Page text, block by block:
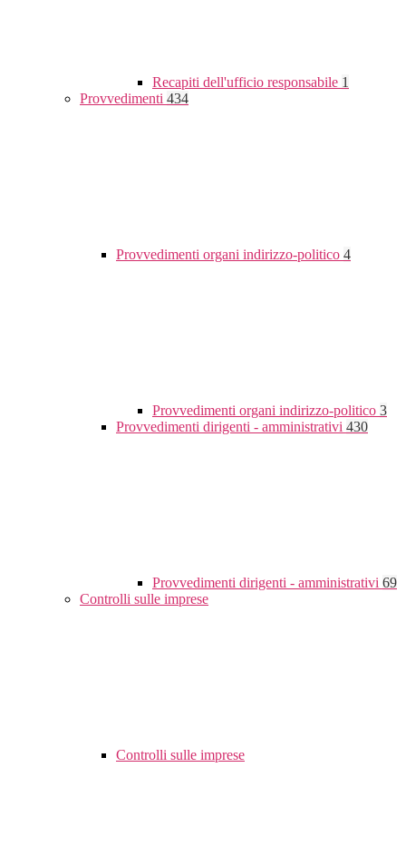
Recapiti dell'ufficio responsabile 1
Provvedimenti 434
Provvedimenti organi indirizzo-politico 4
Provvedimenti organi indirizzo-politico 3
Provvedimenti dirigenti - amministrativi 430
Provvedimenti dirigenti - amministrativi 69
Controlli sulle imprese
Controlli sulle imprese